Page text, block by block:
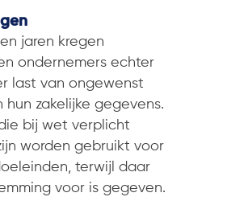
jaren kregen
ondernemers echter
last van ongewenst
hun zakelijke gegevens.
bij wet verplicht
worden gebruikt voor
terwijl daar
voor is gegeven.